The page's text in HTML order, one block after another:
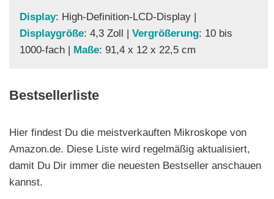
Display: High-Definition-LCD-Display |
Displaygröße: 4,3 Zoll | Vergrößerung: 10 bis
1000-fach | Maße: 91,4 x 12 x 22,5 cm
Bestsellerliste
Hier findest Du die meistverkauften Mikroskope von
Amazon.de. Diese Liste wird regelmäßig aktualisiert,
damit Du Dir immer die neuesten Bestseller anschauen
kannst.